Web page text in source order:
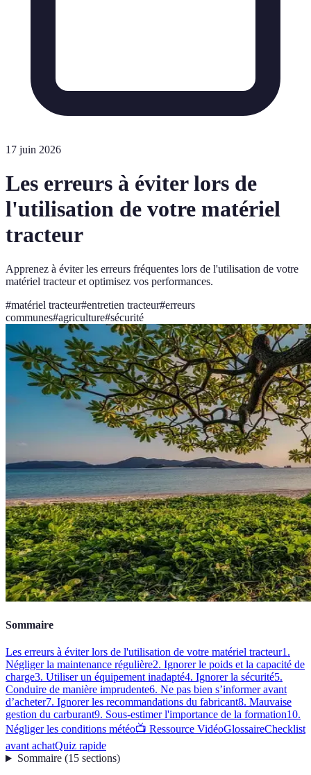
17 juin 2026
Les erreurs à éviter lors de
l'utilisation de votre matériel
tracteur
Apprenez à éviter les erreurs fréquentes lors de l'utilisation de votre
matériel tracteur et optimisez vos performances.
#matériel tracteur#entretien tracteur#erreurs
communes#agriculture#sécurité
Sommaire
Les erreurs à éviter lors de l'utilisation de votre matériel tracteur1.
Négliger la maintenance régulière2. Ignorer le poids et la capacité de
charge3. Utiliser un équipement inadapté4. Ignorer la sécurité5.
Conduire de manière imprudente6. Ne pas bien s’informer avant
d’acheter7. Ignorer les recommandations du fabricant8. Mauvaise
gestion du carburant9. Sous-estimer l'importance de la formation10.
Négliger les conditions météo📺 Ressource VidéoGlossaireChecklist
avant achatQuiz rapide
Sommaire(15 sections)